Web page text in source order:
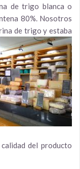
de trigo blanca o
80%. Nosotros
de trigo y estaba
del producto